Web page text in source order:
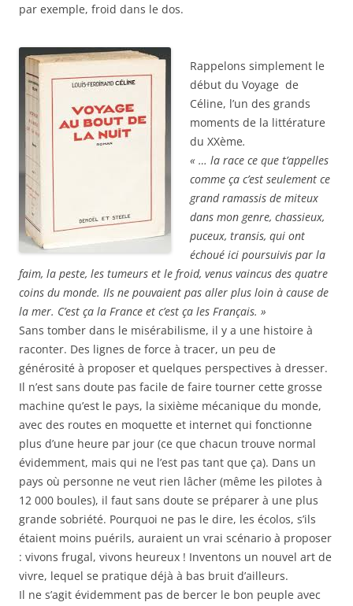
par exemple, froid dans le dos.
Rappelons simplement le
début du Voyage de
Céline, l’un des grands
moments de la littérature
du XXème.
« … la race ce que t’appelles
comme ça c’est seulement ce
grand ramassis de miteux
dans mon genre, chassieux,
puceux, transis, qui ont
échoué ici poursuivis par la
faim, la peste, les tumeurs et le froid, venus vaincus des quatre
coins du monde. Ils ne pouvaient pas aller plus loin à cause de
la mer. C’est ça la France et c’est ça les Français. »
Sans tomber dans le misérabilisme, il y a une histoire à
raconter. Des lignes de force à tracer, un peu de
générosité à proposer et quelques perspectives à dresser.
Il n’est sans doute pas facile de faire tourner cette grosse
machine qu’est le pays, la sixième mécanique du monde,
avec des routes en moquette et internet qui fonctionne
plus d’une heure par jour (ce que chacun trouve normal
évidemment, mais qui ne l’est pas tant que ça). Dans un
pays où personne ne veut rien lâcher (même les pilotes à
12 000 boules), il faut sans doute se préparer à une plus
grande sobriété. Pourquoi ne pas le dire, les écolos, s’ils
étaient moins puérils, auraient un vrai scénario à proposer
: vivons frugal, vivons heureux ! Inventons un nouvel art de
vivre, lequel se pratique déjà à bas bruit d’ailleurs.
Il ne s’agit évidemment pas de bercer le bon peuple avec